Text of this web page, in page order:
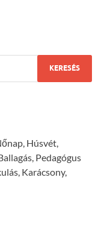
Húsvét,
Pedagógus
Karácsony,